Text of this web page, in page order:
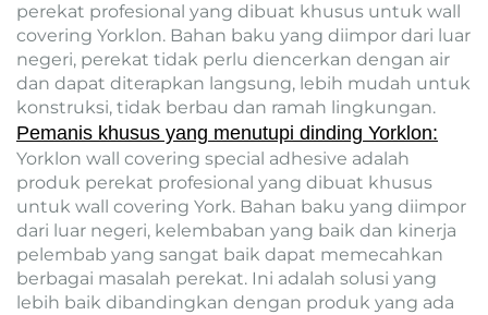
perekat profesional yang dibuat khusus untuk wall
covering Yorklon. Bahan baku yang diimpor dari luar
negeri, perekat tidak perlu diencerkan dengan air
dan dapat diterapkan langsung, lebih mudah untuk
konstruksi, tidak berbau dan ramah lingkungan.
Pemanis khusus yang menutupi dinding Yorklon:
Yorklon wall covering special adhesive adalah
produk perekat profesional yang dibuat khusus
untuk wall covering York. Bahan baku yang diimpor
dari luar negeri, kelembaban yang baik dan kinerja
pelembab yang sangat baik dapat memecahkan
berbagai masalah perekat. Ini adalah solusi yang
lebih baik dibandingkan dengan produk yang ada